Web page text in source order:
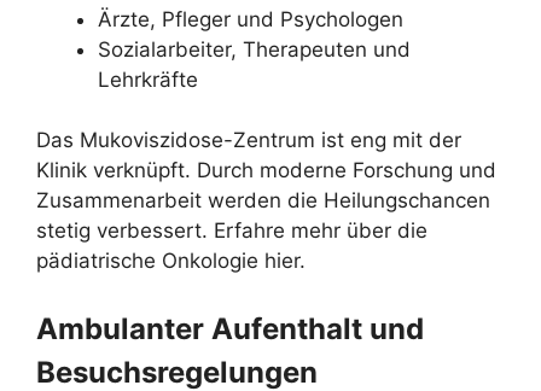
Ärzte, Pfleger und Psychologen
Sozialarbeiter, Therapeuten und
Lehrkräfte
Das Mukoviszidose-Zentrum ist eng mit der
Klinik verknüpft. Durch moderne Forschung und
Zusammenarbeit werden die Heilungschancen
stetig verbessert. Erfahre mehr über die
pädiatrische Onkologie hier.
Ambulanter Aufenthalt und
Besuchsregelungen